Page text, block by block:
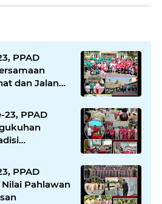
PPAD
dan Jalan
I/BB
23, PPAD
PPAD
Pahlawan